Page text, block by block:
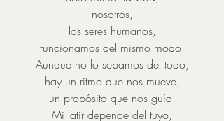
nosotros,
los seres humanos,
funcionamos del mismo modo.
Aunque no lo sepamos del todo,
hay un ritmo que nos mueve,
un propósito que nos guía.
Mi latir depende del tuyo,